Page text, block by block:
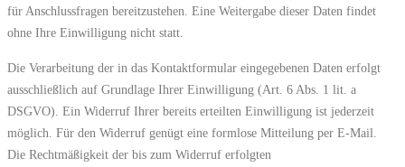
für Anschlussfragen bereitzustehen. Eine Weitergabe dieser Daten findet
ohne Ihre Einwilligung nicht statt.
Die Verarbeitung der in das Kontaktformular eingegebenen Daten erfolgt
ausschließlich auf Grundlage Ihrer Einwilligung (Art. 6 Abs. 1 lit. a
DSGVO). Ein Widerruf Ihrer bereits erteilten Einwilligung ist jederzeit
möglich. Für den Widerruf genügt eine formlose Mitteilung per E-Mail.
Die Rechtmäßigkeit der bis zum Widerruf erfolgten